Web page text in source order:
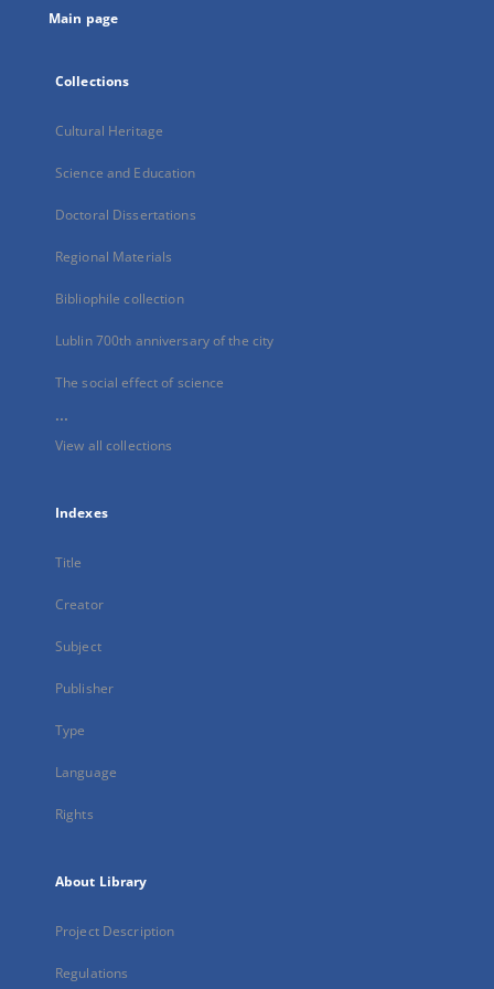
Main page
Collections
Cultural Heritage
Science and Education
Doctoral Dissertations
Regional Materials
Bibliophile collection
Lublin 700th anniversary of the city
The social effect of science
...
View all collections
Indexes
Title
Creator
Subject
Publisher
Type
Language
Rights
About Library
Project Description
Regulations